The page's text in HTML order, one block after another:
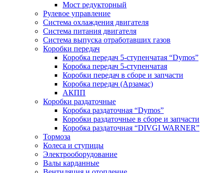
Мост редукторный
Рулевое управление
Система охлаждения двигателя
Система питания двигателя
Система выпуска отработавших газов
Коробки передач
Коробка передач 5-ступенчатая “Dymos”
Коробка передач 5-ступенчатая
Коробки передач в сборе и запчасти
Коробка передач (Арзамас)
АКПП
Коробки раздаточные
Коробка раздаточная “Dymos”
Коробки раздаточные в сборе и запчасти
Коробка раздаточная “DIVGI WARNER”
Тормоза
Колеса и ступицы
Электрооборудование
Валы карданные